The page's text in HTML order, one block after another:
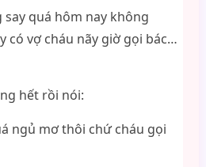
say quá hôm nay không
có vợ cháu nãy giờ gọi bác…
hết rồi nói:
ngủ mơ thôi chứ cháu gọi